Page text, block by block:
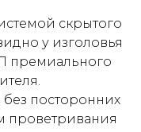
скрытого
у изголовья
премиального
без посторонних
проветривания